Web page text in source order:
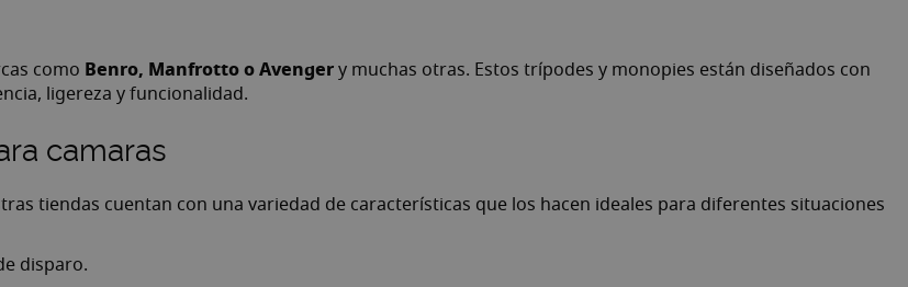
como Benro, Manfrotto o Avengery muchas otras. Estos trípodes y monopies están diseñados con
ligereza y funcionalidad.
camaras
tiendas cuentan con una variedad de características que los hacen ideales para diferentes situaciones
disparo.